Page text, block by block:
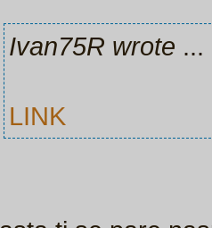
Ivan75R wrote ...
LINK